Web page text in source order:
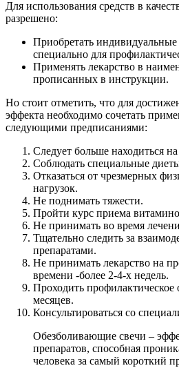
Для использования средств в
разрешено:
Приобретать
специально для
Применять лекарство в
прописанных в инструкции.
Но стоит отметить, что для
эффекта необходимо сочетать
следующими предписаниями:
Следует больше находиться
Соблюдать специальные
Отказаться от чрезмерных
нагрузок.
Не поднимать тяжести.
Пройти курс приема
Не принимать во время
Тщательно следить за
препаратами.
Не принимать лекарство на
времени -более 2-4-х недель.
Проходить
месяцев.
Консультироваться со
Обезболивающие свечи –
препаратов, способная
человека за самый короткий